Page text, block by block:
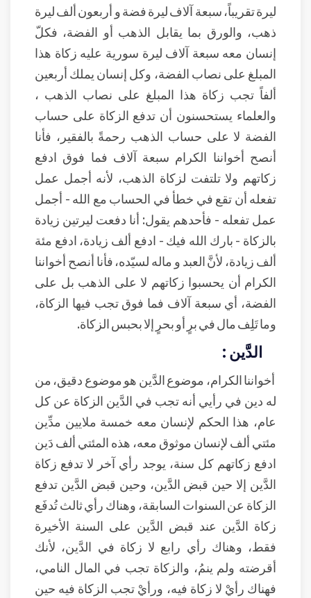
ليرة تقريباً، سبعة آلاف ليرة فضة و أربعون ألف ليرة
ذهب، والورق بما يقابل الذهب أو الفضة، فكلّ
إنسان معه سبعة آلاف ليرة سورية عليه زكاة هذا
المبلغ على نصاب الفضة، وكل إنسان يملك أربعين
ألفاً تجب زكاة هذا المبلغ على نصاب الذهب ،
والعلماء يستحسنون أن تدفع الزكاة على حساب
الفضة لا على حساب الذهب رحمةً بالفقير، فأنا
أنصح أخواننا الكرام سبعة آلاف فما فوق ادفع
زكاتهم ولا تلتفت لزكاة الذهب، لأنه أجمل عمل
تفعله أن تقع في خطأ في الحساب مع الله - أجمل
عمل تفعله - فأحدهم يقول: أنا دفعت ليرتين زيادة
بالزكاة - بارك الله فيك - ادفع ألف زيادة، ادفع مئة
ألف زيادة، لأنَّ العبد و ماله لسيّده، فأنا أنصح أخواننا
الكرام أن يحسبوا زكاتهم لا على الذهب بل على
الفضة، أي سبعة آلاف فما فوق تجب فيها الزكاة،
وما تَلِف مال في برٍ أو بحرٍ إلا بحبس الزكاة.
الدَّين :
أخواننا الكرام، موضوع الدَّين هو موضوع دقيق، من
له دين في رأيي أنه تجب في الدَّين الزكاة عن كل
عام، هذا الحكم لإنسان معه خمسة ملايين مدِّين
مئتي ألف لإنسان موثوق معه، هذه المئتي ألف دَين
ادفع زكاتهم كل سنة، يوجد رأي آخر لا تدفع زكاة
الدَّين إلا حين قبض الدَّين، وحين قبض الدَّين تدفع
الزكاة عن السنوات السابقة، وهناك رأي ثالث تُدفَع
زكاة الدَّين عند قبض الدَّين على السنة الأخيرة
فقط، وهناك رأي رابع لا زكاة في الدَّين، لأنك
أقرضته ولم ينمُ، والزكاة تجب في المال النامي،
فهناك رأيْ لا زكاة فيه، ورأيْ تجب الزكاة فيه حين